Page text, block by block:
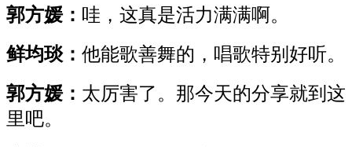
郭方媛： 哇，这真是活力满满啊。
鲜均琰： 他能歌善舞的，唱歌特别好听。
郭方媛： 太厉害了。那今天的分享就到这
里吧。